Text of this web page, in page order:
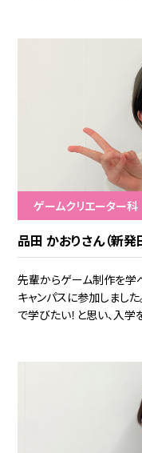
ゲームクリエーター科
品田 かおりさん（新
先輩からゲーム制作を学
キャンパスに参加しました
で学びたい！と思い、入学